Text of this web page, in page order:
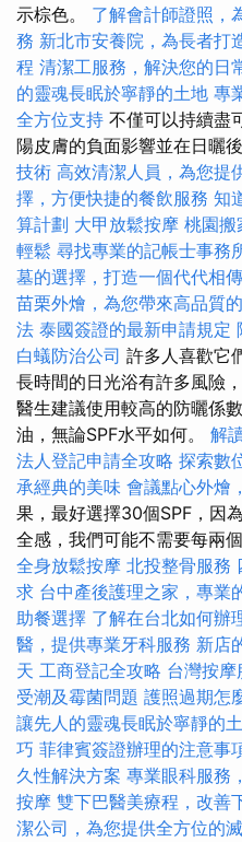
示棕色。 了解會計師證照，
務 新北市安養院，為長者打
程 清潔工服務，解決您的日
的靈魂長眠於寧靜的土地 專
全方位支持 不僅可以持續盡
陽皮膚的負面影響並在日曬
技術 高效清潔人員，為您提
擇，方便快捷的餐飲服務 知
算計劃 大甲放鬆按摩 桃園搬
輕鬆 尋找專業的記帳士事務
墓的選擇，打造一個代代相
苗栗外燴，為您帶來高品質
法 泰國簽證的最新申請規定
白蟻防治公司 許多人喜歡它
長時間的日光浴有許多風險
醫生建議使用較高的防曬係
油，無論SPF水平如何。 解
法人登記申請全攻略 探索數
承經典的美味 會議點心外燴
果，最好選擇30個SPF，因
全感，我們可能不需要每兩
全身放鬆按摩 北投整骨服務
求 台中產後護理之家，專業
助餐選擇 了解在台北如何辦
醫，提供專業牙科服務 新店
天 工商登記全攻略 台灣按摩
受潮及霉菌問題 護照過期怎
讓先人的靈魂長眠於寧靜的
巧 菲律賓簽證辦理的注意事
久性解決方案 專業眼科服務
按摩 雙下巴醫美療程，改善
潔公司，為您提供全方位的